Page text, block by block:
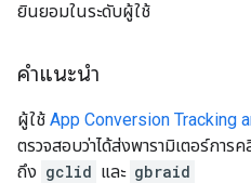
ยินยอมในระดับผู้ใช้
คำแนะนำ
ผู้ใช้ App Conversion Tracking
ตรวจสอบว่าได้ส่งพารามิเตอร์กา
ถึง gclid และ gbraid